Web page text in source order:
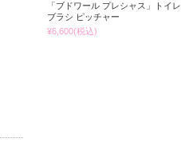
「ブドワール プレシャス」トイレ
ブラシ ピッチャー
¥6,600(税込)